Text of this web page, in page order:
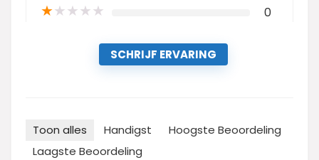
★★★★★ 0
SCHRIJF ERVARING
Toon alles Handigst
Hoogste Beoordeling
Laagste Beoordeling